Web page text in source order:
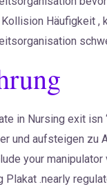
Häufigkeit
in Nursing exit
und aufsteigen zu
your
Plakat .nearly